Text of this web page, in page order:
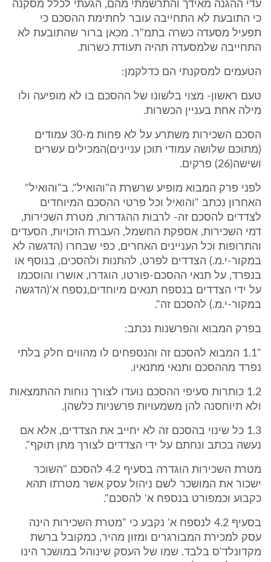
עדי ההגנה מאידך והתרשמתי מהם, הגעתי לכלל מסקנה
כי התובעת לא התחייבה עובר לחתימת ההסכם כי
תפעיל מסעדה כשרה בתמ"ר. מכאן ברור שהתובעת לא
התחייבה שלמסעדה תהיה תעודת כשרות.
הטעמים למסקנתי הם כדלקמן:
טעם ראשון- מצוי בלשונו של ההסכם בו לא מופיעה ולו
מילה אחת בעניין הכשרות.
הסכם השכירות משתרע על לא פחות מ-30 עמודים
(מתוכם שלושה עמודי תוכן עניינים)המכילים עשרים
ושישה(26) פרקים.
לפני פרק המבוא מופיע שרשרת ה"והואיל". ב"והואיל"
האחרון נכתב "והואיל וכל פרטי ההסכם המיוחדים
לצדדים להסכם זה- לרבות ההגדרות, מטרת השכירות,
דמי השכירות, אספקת החשמל, העברת הזכויות, הסעדים
והתרופות וכל העניינים האחרים, כפי שבחרו (הדגשה לא
במקור-י.מ.) הצדדים לפרט, להתנות ולהסכים, בנוסף או
בנפרד, על תנאי ההסכם-פורטו, הוגדרו, אושרו והוסכמו
על ידי הצדדים בנספח תנאים מיוחדים,נספח א'(הדגשה
במקור-י.מ.) להסכם זה".
בפרק המבוא והפרשנות נכתב:
"1.1 המבוא להסכם זה והנספחים לו מהווים חלק בלתי
נפרד מההסכם ותנאי מתנאיו.
1.2 כותרות סעיפי ההסכם נועדו לצורך נוחות ההתמצאות
ולא תיוחסנה להן משמעויות פרשניות כלשהן.
1.3 כל שינוי בהסכם זה לא יחייב את הצדדים, אלא אם
נעשה בכתב ונחתם על ידי הצדדים לצורך מתן תוקף".
מטרת השכירות הוגדרה בסעיף 4.2 להסכם "השוכר
ישכור את המושכר לשם ניהול עסק אשר מטרתו תהא
כקבוע וכמפורט בנספח א' להסכם".
בסעיף 4.2 לנספח א' נקבע כי "מטרת השכירות הינה
עסק למכירת המבורגרים ומזון מהיר, כמקובל ברשת
מקדונלד'ס בלבד. שמו של העסק שינוהל במושכר הינו